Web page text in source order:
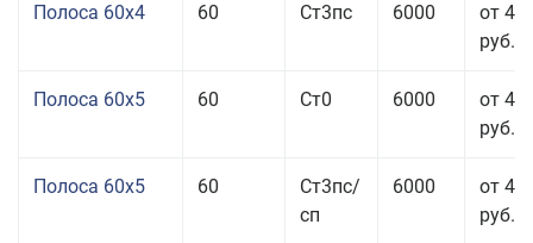
Полоса 60x4 60 Ст3пс 6000
от 45
руб.
Полоса 60x5 60 Ст0 6000
от 43
руб.
Полоса 60x5 60
Ст3пс/
сп
6000
от 43
руб.